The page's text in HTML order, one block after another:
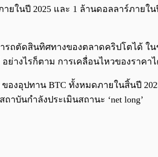
ายในปี 2025 และ 1 ล้านดอลลาร์ภาย
ถตัดสินทิศทางของตลาดคริปโตได้ ใ
อย่างไรก็ตาม การเคลื่อนไหวของรา
งอุปทาน BTC ทั้งหมดภายในสิ้นปี
บันกำลังประเมินสถานะ ‘net long’